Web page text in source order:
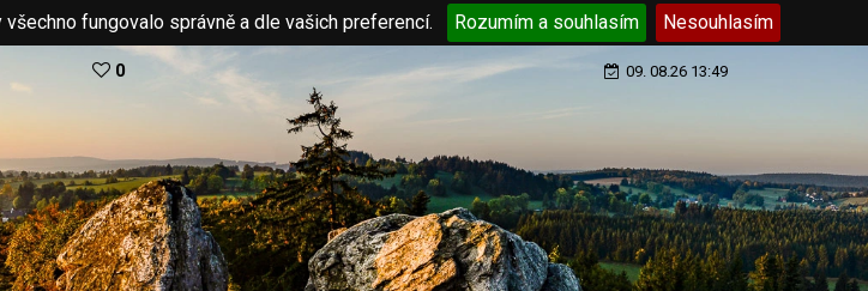
fungovalo správně a dle vašich preferencí. Rozumím a souhlasím Nesouhlasím
0 09. 08.26 13:49